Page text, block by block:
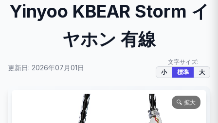
Yinyoo KBEAR Storm イ
ヤホン 有線
更新日: 2026年07月01日
文字サイズ:
小 標準 大
🔍 拡大